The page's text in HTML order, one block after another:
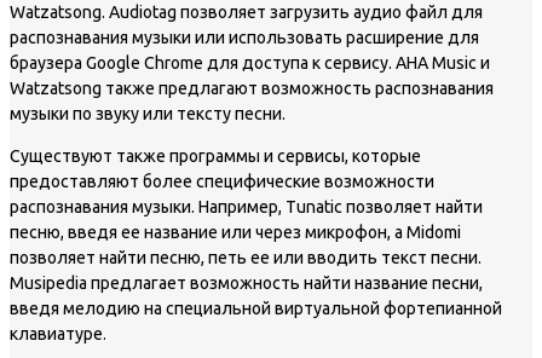
Watzatsong. Audiotag позволяет загрузить аудио файл для
распознавания музыки или использовать расширение для
браузера Google Chrome для доступа к сервису. AHA Music и
Watzatsong также предлагают возможность распознавания
музыки по звуку или тексту песни.
Существуют также программы и сервисы, которые
предоставляют более специфические возможности
распознавания музыки. Например, Tunatic позволяет найти
песню, введя ее название или через микрофон, а Midomi
позволяет найти песню, петь ее или вводить текст песни.
Musipedia предлагает возможность найти название песни,
введя мелодию на специальной виртуальной фортепианной
клавиатуре.